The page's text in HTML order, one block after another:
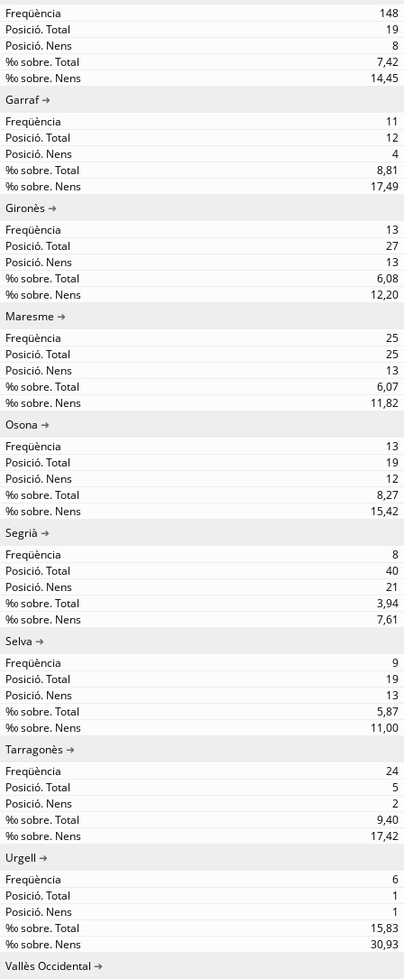
148
19
8
7,42
14,45
Garraf
11
12
4
8,81
17,49
Gironès
13
27
13
6,08
12,20
Maresme
25
25
13
6,07
11,82
Osona
13
19
12
8,27
15,42
Segrià
8
40
21
3,94
7,61
Selva
9
19
13
5,87
11,00
Tarragonès
24
5
2
9,40
17,42
Urgell
6
1
1
15,83
30,93
Vallès Occidental